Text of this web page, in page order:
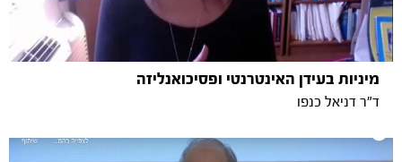
מיניות בעידן האינטרנטי ופסיכואנליזה
ד"ר דניאל כנפו